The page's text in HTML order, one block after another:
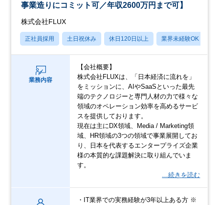
事業造りにコミット可／年収2600万円まで可】
株式会社FLUX
正社員採用 土日祝休み 休日120日以上 業界未経験OK
業務内容
【会社概要】
株式会社FLUXは、「日本経済に流れを」
をミッションに、AIやSaaSといった最先
端のテクノロジーと専門人材の力で様々な
領域のオペレーション効率を高めるサービ
スを提供しております。
現在は主にDX領域、Media / Marketing領
域、HR領域の3つの領域で事業展開してお
り、日本を代表するエンタープライズ企業
様の本質的な課題解決に取り組んでいま
す。
…続きを読む
・IT業界での実務経験が3年以上ある方 ※